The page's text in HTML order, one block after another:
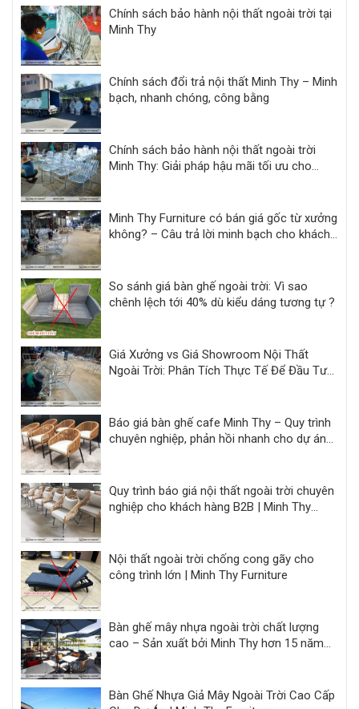
Chính sách bảo hành nội thất ngoài trời tại
Minh Thy
Chính sách đổi trả nội thất Minh Thy – Minh
bạch, nhanh chóng, công bằng
Chính sách bảo hành nội thất ngoài trời
Minh Thy: Giải pháp hậu mãi tối ưu cho
Minh Thy Furniture có bán giá gốc từ xưởng
không? – Câu trả lời minh bạch cho khách
So sánh giá bàn ghế ngoài trời: Vì sao
chênh lệch tới 40% dù kiểu dáng tương tự ?
Giá Xưởng vs Giá Showroom Nội Thất
Ngoài Trời: Phân Tích Thực Tế Để Đầu Tư
Báo giá bàn ghế cafe Minh Thy – Quy trình
chuyên nghiệp, phản hồi nhanh cho dự án
Quy trình báo giá nội thất ngoài trời chuyên
nghiệp cho khách hàng B2B | Minh Thy
Nội thất ngoài trời chống cong gãy cho
công trình lớn | Minh Thy Furniture
Bàn ghế mây nhựa ngoài trời chất lượng
cao – Sản xuất bởi Minh Thy hơn 15 năm
Bàn Ghế Nhựa Giả Mây Ngoài Trời Cao Cấp